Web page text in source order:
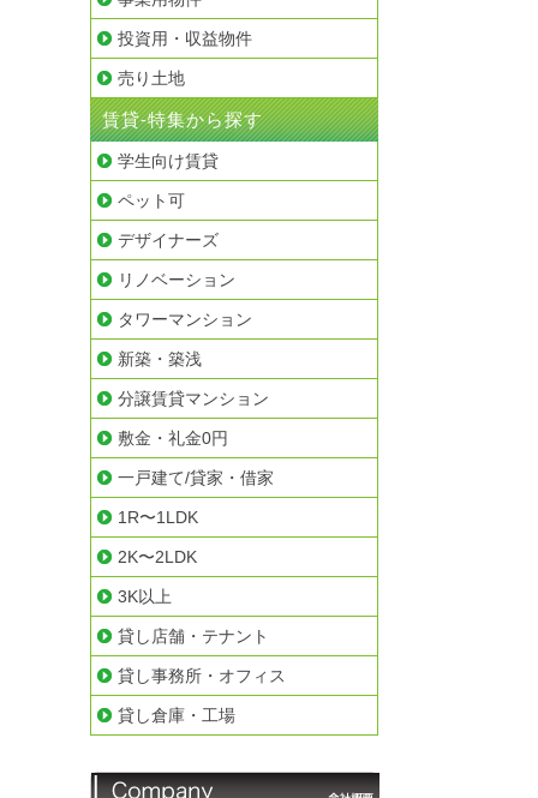
投資用・収益物件
売り土地
賃貸-特集から探す
学生向け賃貸
ペット可
デザイナーズ
リノベーション
タワーマンション
新築・築浅
分譲賃貸マンション
敷金・礼金0円
一戸建て/貸家・借家
1R〜1LDK
2K〜2LDK
3K以上
貸し店舗・テナント
貸し事務所・オフィス
貸し倉庫・工場